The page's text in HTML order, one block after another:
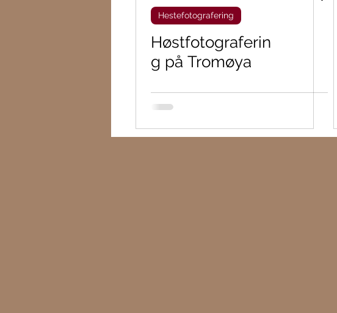
Hestefotografering
Høstfotograferin
g på Tromøya